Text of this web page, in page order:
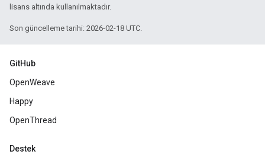
lisans altında kullanılmaktadır.
Son güncelleme tarihi: 2026-02-18 UTC.
GitHub
OpenWeave
Happy
OpenThread
Destek